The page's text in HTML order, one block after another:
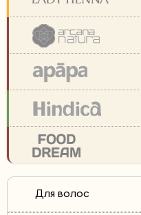
Для волос